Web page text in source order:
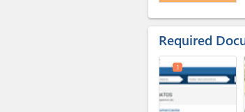
Required
1